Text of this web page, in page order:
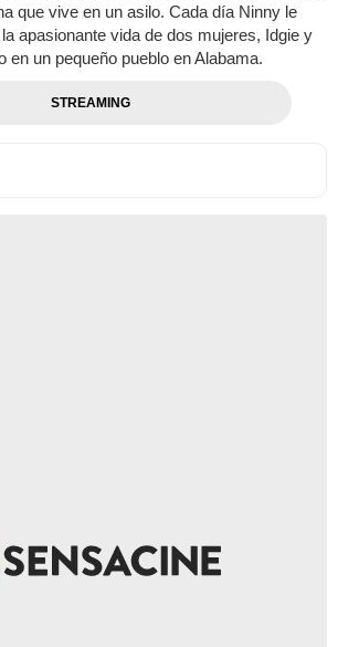
que vive en un asilo. Cada día Ninny le
apasionante vida de dos mujeres, Idgie y
en un pequeño pueblo en Alabama.
STREAMING